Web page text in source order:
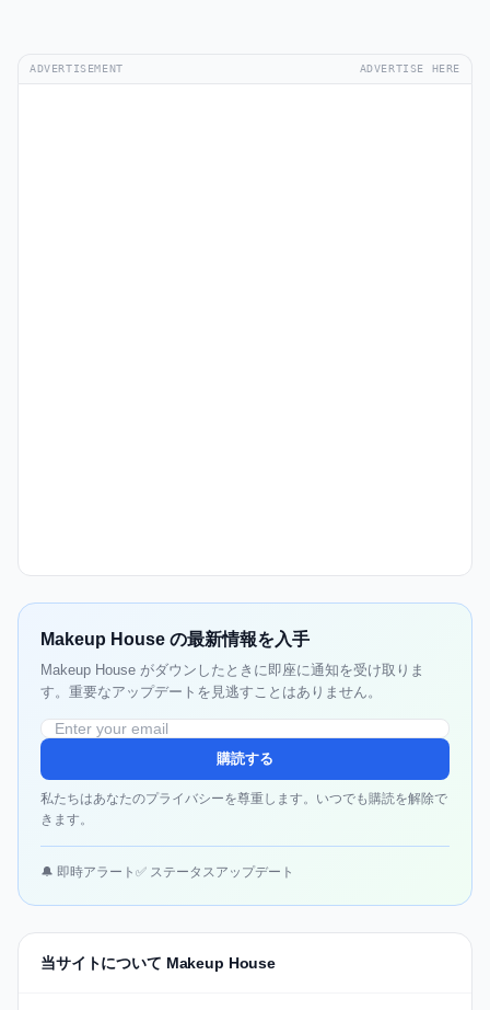
ADVERTISEMENT ADVERTISE HERE
Makeup House の最新情報を入手
Makeup House がダウンしたときに即座に通知を受け取りま
す。重要なアップデートを見逃すことはありません。
購読する
私たちはあなたのプライバシーを尊重します。いつでも購読を解除で
きます。
🔔 即時アラート ✅ ステータスアップデート
当サイトについて Makeup House